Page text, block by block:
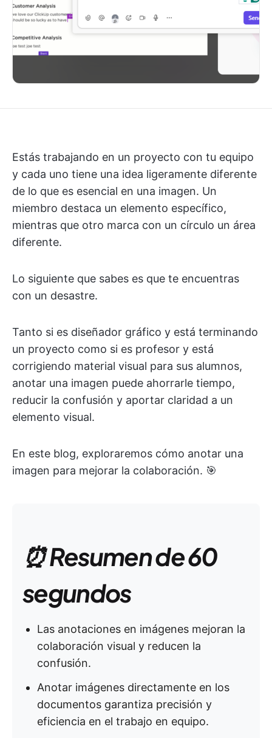
Estás trabajando en un proyecto con tu equipo
y cada uno tiene una idea ligeramente diferente
de lo que es esencial en una imagen. Un
miembro destaca un elemento específico,
mientras que otro marca con un círculo un área
diferente.
Lo siguiente que sabes es que te encuentras
con un desastre.
Tanto si es diseñador gráfico y está terminando
un proyecto como si es profesor y está
corrigiendo material visual para sus alumnos,
anotar una imagen puede ahorrarle tiempo,
reducir la confusión y aportar claridad a un
elemento visual.
En este blog, exploraremos cómo anotar una
imagen para mejorar la colaboración. 🎯
⏰ Resumen de 60
segundos
Las anotaciones en imágenes mejoran la
colaboración visual y reducen la
confusión.
Anotar imágenes directamente en los
documentos garantiza precisión y
eficiencia en el trabajo en equipo.